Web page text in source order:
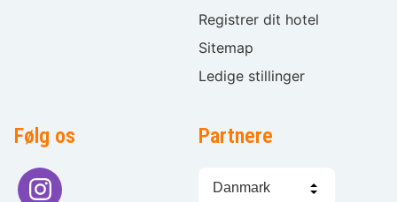
Registrer dit hotel
Sitemap
Ledige stillinger
Følg os Partnere